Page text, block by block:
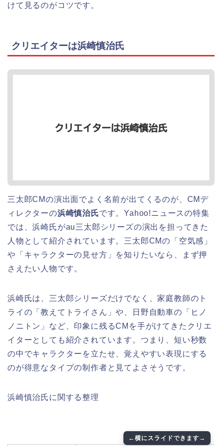
けて見るのがコツです。
クリエイターは浜崎慎治氏
三太郎CMの演出面でよく名前が出てくるのが、CMデ
ィレクターの浜崎慎治氏です。Yahoo!ニュースの特集
では、浜崎氏がau三太郎シリーズの演出を担ってきた
人物として紹介されています。三太郎CMの「空気感」
や「キャラクターの見せ方」を知りたいなら、まず押
さえたい人物です。
浜崎氏は、三太郎シリーズだけでなく、家庭教師のト
ライの「教えてトライさん」や、日野自動車の「ヒノ
ノニトン」など、印象に残るCMを手がけてきたクリエ
イターとしても紹介されています。つまり、短い秒数
の中でキャラクターを立たせ、覚えやすい表現にする
のが得意なタイプの制作者と見てよさそうです。
浜崎慎治氏に関する整理